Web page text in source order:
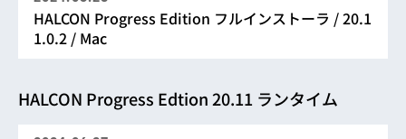
HALCON Progress Edition フルインストーラ / 20.1
1.0.2 / Mac
HALCON Progress Edtion 20.11 ランタイム